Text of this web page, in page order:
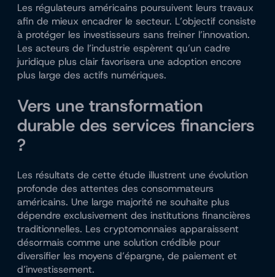
Les régulateurs américains poursuivent leurs travaux
afin de mieux encadrer le secteur. L’objectif consiste
à protéger les investisseurs sans freiner l’innovation.
Les acteurs de l’industrie espèrent qu’un cadre
juridique plus clair favorisera une adoption encore
plus large des actifs numériques.
Vers une transformation
durable des services financiers
?
Les résultats de cette étude illustrent une évolution
profonde des attentes des consommateurs
américains. Une large majorité ne souhaite plus
dépendre exclusivement des institutions financières
traditionnelles. Les cryptomonnaies apparaissent
désormais comme une solution crédible pour
diversifier les moyens d’épargne, de paiement et
d’investissement.